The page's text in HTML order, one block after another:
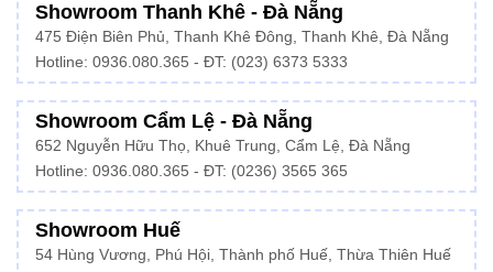
Showroom Thanh Khê - Đà Nẵng
475 Điện Biên Phủ, Thanh Khê Đông, Thanh Khê, Đà Nẵng
Hotline: 0936.080.365 - ĐT: (023) 6373 5333
Showroom Cẩm Lệ - Đà Nẵng
652 Nguyễn Hữu Thọ, Khuê Trung, Cẩm Lệ, Đà Nẵng
Hotline: 0936.080.365 - ĐT: (0236) 3565 365
Showroom Huế
54 Hùng Vương, Phú Hội, Thành phố Huế, Thừa Thiên Huế